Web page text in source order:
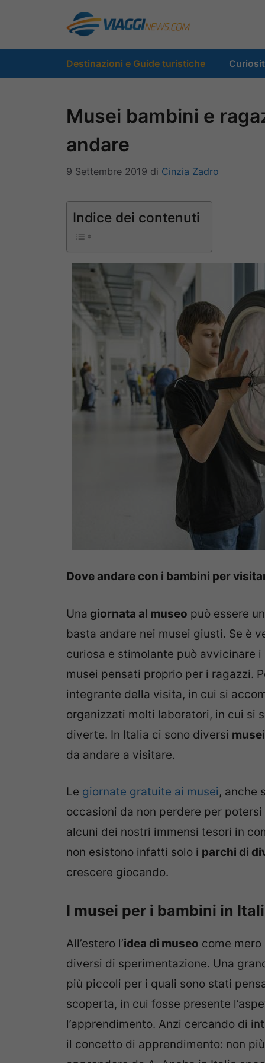
contenuto
Destinazioni e Guide turistiche
Musei bambini e
andare
9 Settembre 2019 di Cinzia Zadro
Indice dei contenuti
Dove andare con i bambini per
Una giornata al museo può essere
basta andare nei musei giusti. Se è
curiosa e stimolante può avvicinare
musei pensati proprio per i ragazzi.
integrante della visita, in cui si
organizzati molti laboratori, in cui si
diverte. In Italia ci sono diversi
da andare a visitare.
Le giornate gratuite ai musei, anche
occasioni da non perdere per
alcuni dei nostri immensi tesori in
non esistono infatti solo i parchi di
crescere giocando.
I musei per i bambini in
All’estero l’idea di museo come
diversi di sperimentazione. Una
più piccoli per i quali sono stati
scoperta, in cui fosse presente
l’apprendimento. Anzi cercando di
il concetto di apprendimento: non